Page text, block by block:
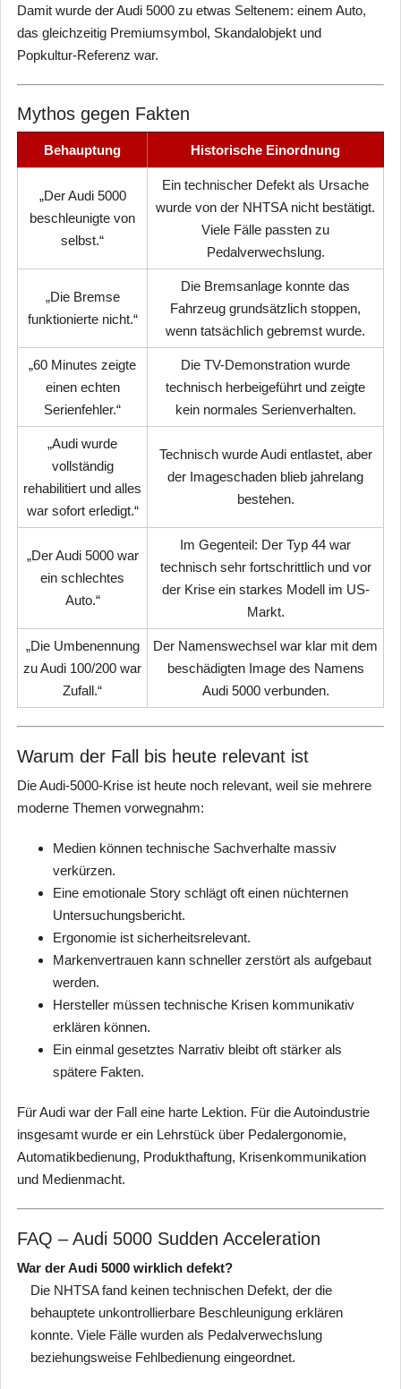
Damit wurde der Audi 5000 zu etwas Seltenem: einem Auto,
das gleichzeitig Premiumsymbol, Skandalobjekt und
Popkultur-Referenz war.
Mythos gegen Fakten
Behauptung Historische Einordnung
„Der Audi 5000
beschleunigte von
selbst.“
Ein technischer Defekt als Ursache
wurde von der NHTSA nicht bestätigt.
Viele Fälle passten zu
Pedalverwechslung.
„Die Bremse
funktionierte nicht.“
Die Bremsanlage konnte das
Fahrzeug grundsätzlich stoppen,
wenn tatsächlich gebremst wurde.
„60 Minutes zeigte
einen echten
Serienfehler.“
Die TV-Demonstration wurde
technisch herbeigeführt und zeigte
kein normales Serienverhalten.
„Audi wurde
vollständig
rehabilitiert und alles
war sofort erledigt.“
Technisch wurde Audi entlastet, aber
der Imageschaden blieb jahrelang
bestehen.
„Der Audi 5000 war
ein schlechtes
Auto.“
Im Gegenteil: Der Typ 44 war
technisch sehr fortschrittlich und vor
der Krise ein starkes Modell im US-
Markt.
„Die Umbenennung
zu Audi 100/200 war
Zufall.“
Der Namenswechsel war klar mit dem
beschädigten Image des Namens
Audi 5000 verbunden.
Warum der Fall bis heute relevant ist
Die Audi-5000-Krise ist heute noch relevant, weil sie mehrere
moderne Themen vorwegnahm:
Medien können technische Sachverhalte massiv
verkürzen.
Eine emotionale Story schlägt oft einen nüchternen
Untersuchungsbericht.
Ergonomie ist sicherheitsrelevant.
Markenvertrauen kann schneller zerstört als aufgebaut
werden.
Hersteller müssen technische Krisen kommunikativ
erklären können.
Ein einmal gesetztes Narrativ bleibt oft stärker als
spätere Fakten.
Für Audi war der Fall eine harte Lektion. Für die Autoindustrie
insgesamt wurde er ein Lehrstück über Pedalergonomie,
Automatikbedienung, Produkthaftung, Krisenkommunikation
und Medienmacht.
FAQ – Audi 5000 Sudden Acceleration
War der Audi 5000 wirklich defekt?
Die NHTSA fand keinen technischen Defekt, der die
behauptete unkontrollierbare Beschleunigung erklären
konnte. Viele Fälle wurden als Pedalverwechslung
beziehungsweise Fehlbedienung eingeordnet.